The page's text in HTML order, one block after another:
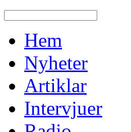
Hem
Nyheter
Artiklar
Intervjuer